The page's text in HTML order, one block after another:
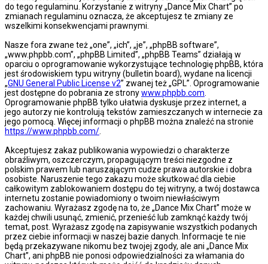
do tego regulaminu. Korzystanie z witryny „Dance Mix Chart” po
zmianach regulaminu oznacza, że akceptujesz te zmiany ze
wszelkimi konsekwencjami prawnymi.
Nasze fora zwane też „one”, „ich”, „je”, „phpBB software”,
„www.phpbb.com”, „phpBB Limited”, „phpBB Teams” działają w
oparciu o oprogramowanie wykorzystujące technologię phpBB, która
jest środowiskiem typu witryny (bulletin board), wydane na licencji
„GNU General Public License v2” zwanej też „GPL”. Oprogramowanie
jest dostępne do pobrania ze stronywww.phpbb.com
Oprogramowanie phpBB tylko ułatwia dyskusje przez internet, a
jego autorzy nie kontrolują tekstów zamieszczanych w internecie za
jego pomocą. Więcej informacji o phpBB można znaleźć na stronie
https://www.phpbb.com/
Akceptujesz zakaz publikowania wypowiedzi o charakterze
obraźliwym, oszczerczym, propagującym treści niezgodne z
polskim prawem lub naruszającym cudze prawa autorskie i dobra
osobiste. Naruszenie tego zakazu może skutkować dla ciebie
całkowitym zablokowaniem dostępu do tej witryny, a twój dostawca
internetu zostanie powiadomiony o twoim niewłaściwym
zachowaniu. Wyrażasz zgodę na to, że „Dance Mix Chart” może w
każdej chwili usunąć, zmienić, przenieść lub zamknąć każdy twój
temat, post. Wyrażasz zgodę na zapisywanie wszystkich podanych
przez ciebie informacji w naszej bazie danych. Informacje te nie
będą przekazywane nikomu bez twojej zgody, ale ani „Dance Mix
Chart”, ani phpBB nie ponosi odpowiedzialności za włamania do